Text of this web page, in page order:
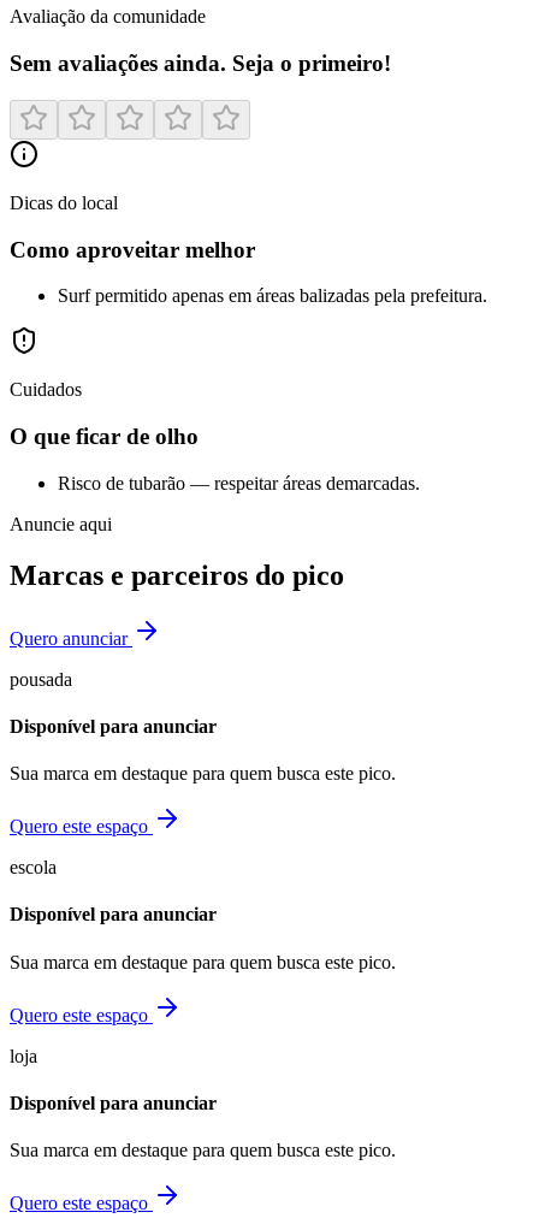
Avaliação da comunidade
Sem avaliações ainda. Seja o primeiro!
Dicas do local
Como aproveitar melhor
Surf permitido apenas em áreas balizadas pela prefeitura.
Cuidados
O que ficar de olho
Risco de tubarão — respeitar áreas demarcadas.
Anuncie aqui
Marcas e parceiros do pico
Quero anunciar
pousada
Disponível para anunciar
Sua marca em destaque para quem busca este pico.
Quero este espaço
escola
Disponível para anunciar
Sua marca em destaque para quem busca este pico.
Quero este espaço
loja
Disponível para anunciar
Sua marca em destaque para quem busca este pico.
Quero este espaço